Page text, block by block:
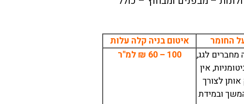
החומר
איטום בניה קלה עלות
מחברים לגג,
אין
לצורך
ובמידת
100 – 60 ₪ למ"ר